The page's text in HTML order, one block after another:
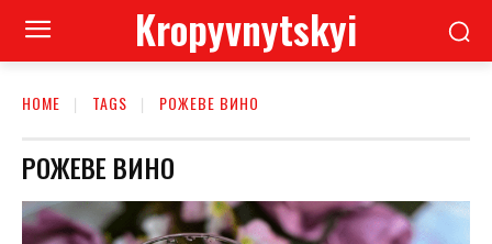
Kropyvnytskyi
HOME TAGS РОЖЕВЕ ВИНО
РОЖЕВЕ ВИНО